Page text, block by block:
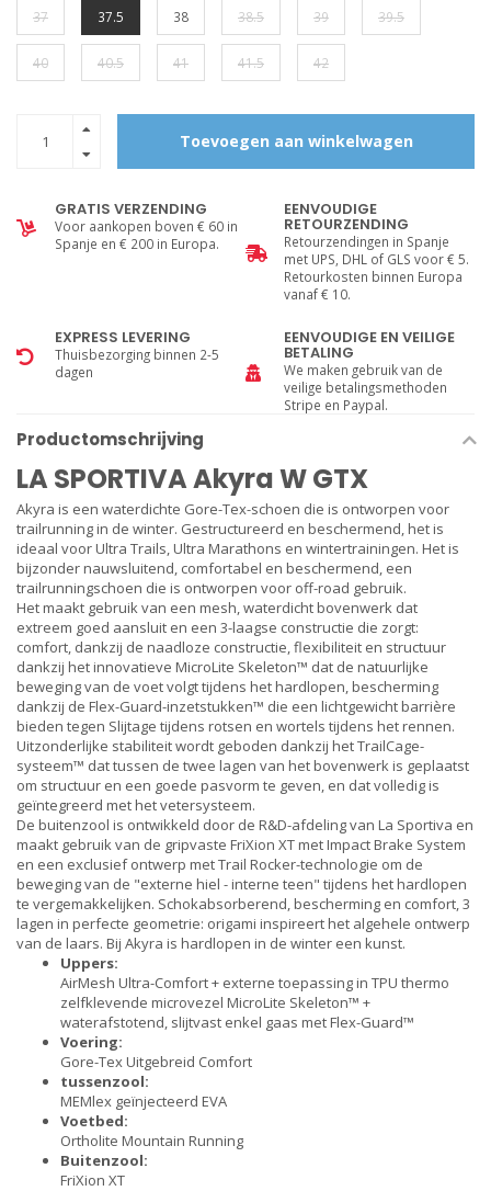
37 37.5 38 38.5 39 39.5
40 40.5 41 41.5 42
Toevoegen aan winkelwagen
GRATIS VERZENDING
Voor aankopen boven € 60 in
Spanje en € 200 in Europa.
EENVOUDIGE
RETOURZENDING
Retourzendingen in Spanje
met UPS, DHL of GLS voor € 5.
Retourkosten binnen Europa
vanaf € 10.
EXPRESS LEVERING
Thuisbezorging binnen 2-5
dagen
EENVOUDIGE EN VEILIGE
BETALING
We maken gebruik van de
veilige betalingsmethoden
Stripe en Paypal.
Productomschrijving
LA SPORTIVA Akyra W GTX
Akyra is een waterdichte Gore-Tex-schoen die is ontworpen voor
trailrunning in de winter. Gestructureerd en beschermend, het is
ideaal voor Ultra Trails, Ultra Marathons en wintertrainingen. Het is
bijzonder nauwsluitend, comfortabel en beschermend, een
trailrunningschoen die is ontworpen voor off-road gebruik.
Het maakt gebruik van een mesh, waterdicht bovenwerk dat
extreem goed aansluit en een 3-laagse constructie die zorgt:
comfort, dankzij de naadloze constructie, flexibiliteit en structuur
dankzij het innovatieve MicroLite Skeleton™ dat de natuurlijke
beweging van de voet volgt tijdens het hardlopen, bescherming
dankzij de Flex-Guard-inzetstukken™ die een lichtgewicht barrière
bieden tegen Slijtage tijdens rotsen en wortels tijdens het rennen.
Uitzonderlijke stabiliteit wordt geboden dankzij het TrailCage-
systeem™ dat tussen de twee lagen van het bovenwerk is geplaatst
om structuur en een goede pasvorm te geven, en dat volledig is
geïntegreerd met het vetersysteem.
De buitenzool is ontwikkeld door de R&D-afdeling van La Sportiva en
maakt gebruik van de gripvaste FriXion XT met Impact Brake System
en een exclusief ontwerp met Trail Rocker-technologie om de
beweging van de "externe hiel - interne teen" tijdens het hardlopen
te vergemakkelijken. Schokabsorberend, bescherming en comfort, 3
lagen in perfecte geometrie: origami inspireert het algehele ontwerp
van de laars. Bij Akyra is hardlopen in de winter een kunst.
Uppers:
AirMesh Ultra-Comfort + externe toepassing in TPU thermo
zelfklevende microvezel MicroLite Skeleton™ +
waterafstotend, slijtvast enkel gaas met Flex-Guard™
Voering:
Gore-Tex Uitgebreid Comfort
tussenzool:
MEMlex geïnjecteerd EVA
Voetbed:
Ortholite Mountain Running
Buitenzool:
FriXion XT